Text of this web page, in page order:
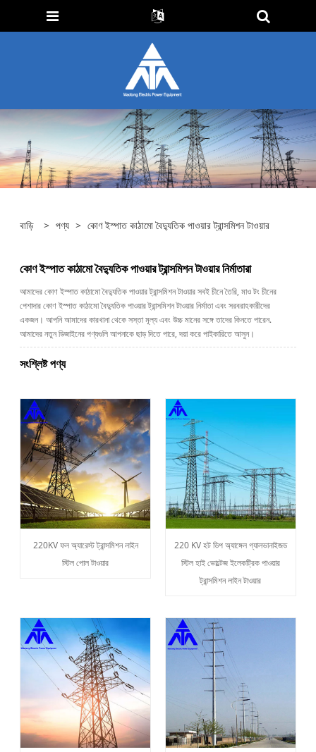
বাড়ি > পণ্য > কোণ ইস্পাত কাঠামো বৈদ্যুতিক পাওয়ার ট্রান্সমিশন টাওয়ার
কোণ ইস্পাত কাঠামো বৈদ্যুতিক পাওয়ার ট্রান্সমিশন টাওয়ার নির্মাতারা
আমাদের কোণ ইস্পাত কাঠামো বৈদ্যুতিক পাওয়ার ট্রান্সমিশন টাওয়ার সবই চীনে তৈরি, মাও টং চীনের
পেশাদার কোণ ইস্পাত কাঠামো বৈদ্যুতিক পাওয়ার ট্রান্সমিশন টাওয়ার নির্মাতা এবং সরবরাহকারীদের
একজন। আপনি আমাদের কারখানা থেকে সস্তা মূল্য এবং উচ্চ মানের সঙ্গে তাদের কিনতে পারেন.
আমাদের নতুন ডিজাইনের পণ্যগুলি আপনাকে ছাড় দিতে পারে, দয়া করে পাইকারিতে আসুন।
সংশ্লিষ্ট পণ্য
220KV ফল অ্যারেস্ট ট্রান্সমিশন লাইন
স্টিল পোল টাওয়ার
220 KV হট ডিপ অ্যাঙ্গেল গ্যালভানাইজড
স্টিল হাই ভোল্টেজ ইলেকট্রিক পাওয়ার
ট্রান্সমিশন লাইন টাওয়ার